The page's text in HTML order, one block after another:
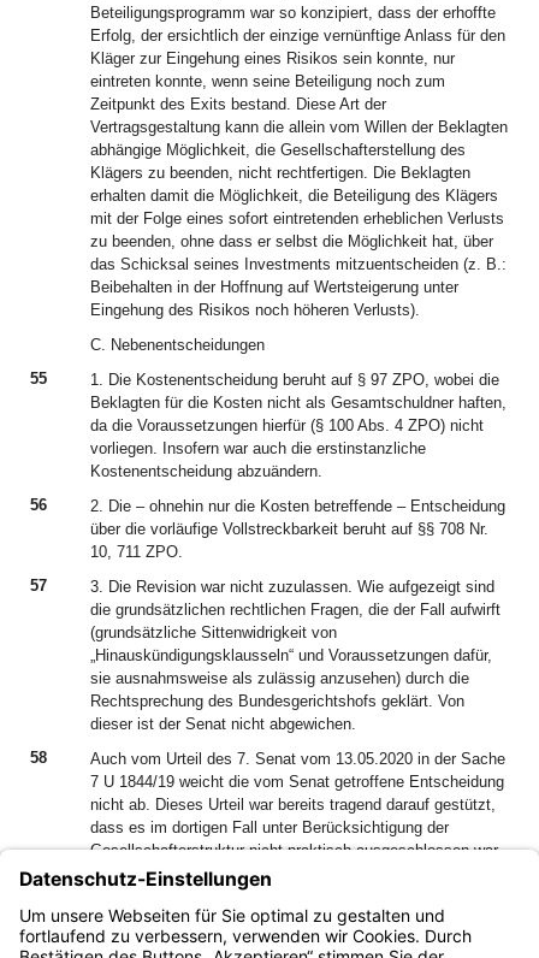
Beteiligungsprogramm war so konzipiert, dass der erhoffte
Erfolg, der ersichtlich der einzige vernünftige Anlass für den
Kläger zur Eingehung eines Risikos sein konnte, nur
eintreten konnte, wenn seine Beteiligung noch zum
Zeitpunkt des Exits bestand. Diese Art der
Vertragsgestaltung kann die allein vom Willen der Beklagten
abhängige Möglichkeit, die Gesellschafterstellung des
Klägers zu beenden, nicht rechtfertigen. Die Beklagten
erhalten damit die Möglichkeit, die Beteiligung des Klägers
mit der Folge eines sofort eintretenden erheblichen Verlusts
zu beenden, ohne dass er selbst die Möglichkeit hat, über
das Schicksal seines Investments mitzuentscheiden (z. B.:
Beibehalten in der Hoffnung auf Wertsteigerung unter
Eingehung des Risikos noch höheren Verlusts).
C. Nebenentscheidungen
55
1. Die Kostenentscheidung beruht auf § 97 ZPO, wobei die
Beklagten für die Kosten nicht als Gesamtschuldner haften,
da die Voraussetzungen hierfür (§ 100 Abs. 4 ZPO) nicht
vorliegen. Insofern war auch die erstinstanzliche
Kostenentscheidung abzuändern.
56
2. Die – ohnehin nur die Kosten betreffende – Entscheidung
über die vorläufige Vollstreckbarkeit beruht auf §§ 708 Nr.
10, 711 ZPO.
57
3. Die Revision war nicht zuzulassen. Wie aufgezeigt sind
die grundsätzlichen rechtlichen Fragen, die der Fall aufwirft
(grundsätzliche Sittenwidrigkeit von
„Hinauskündigungsklausseln“ und Voraussetzungen dafür,
sie ausnahmsweise als zulässig anzusehen) durch die
Rechtsprechung des Bundesgerichtshofs geklärt. Von
dieser ist der Senat nicht abgewichen.
58
Auch vom Urteil des 7. Senat vom 13.05.2020 in der Sache
7 U 1844/19 weicht die vom Senat getroffene Entscheidung
nicht ab. Dieses Urteil war bereits tragend darauf gestützt,
dass es im dortigen Fall unter Berücksichtigung der
Gesellschafterstruktur nicht praktisch ausgeschlossen war,
dass der Geschäftsführer durch sein Stimmverhalten
Entscheidungen der Gesellschafterversammlung
beeinflussen konnte (s. OLG München, Urteil vom 13. Mai
2020 – 7 U 1844/19 –, Rn. 113, juris).